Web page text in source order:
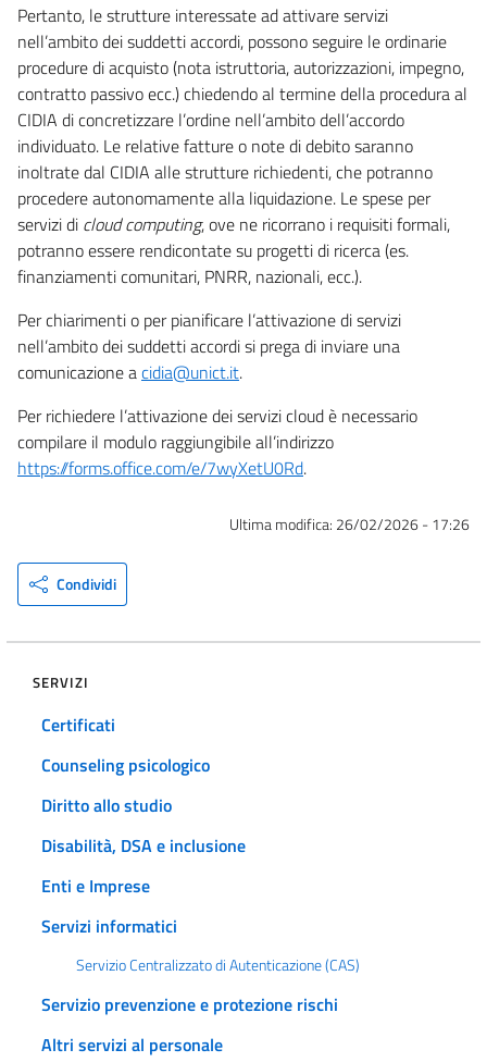
Pertanto, le strutture interessate ad attivare servizi
nell’ambito dei suddetti accordi, possono seguire le ordinarie
procedure di acquisto (nota istruttoria, autorizzazioni, impegno,
contratto passivo ecc.) chiedendo al termine della procedura al
CIDIA di concretizzare l’ordine nell’ambito dell’accordo
individuato. Le relative fatture o note di debito saranno
inoltrate dal CIDIA alle strutture richiedenti, che potranno
procedere autonomamente alla liquidazione. Le spese per
servizi di cloud computing, ove ne ricorrano i requisiti formali,
potranno essere rendicontate su progetti di ricerca (es.
finanziamenti comunitari, PNRR, nazionali, ecc.).
Per chiarimenti o per pianificare l’attivazione di servizi
nell’ambito dei suddetti accordi si prega di inviare una
comunicazione acidia@unict.it.
Per richiedere l’attivazione dei servizi cloud è necessario
compilare il modulo raggiungibile all’indirizzo
https://forms.office.com/e/7wyXetU0Rd.
Ultima modifica: 26/02/2026 - 17:26
Condividi
SERVIZI
Certificati
Counseling psicologico
Diritto allo studio
Disabilità, DSA e inclusione
Enti e Imprese
Servizi informatici
Servizio Centralizzato di Autenticazione (CAS)
Servizio prevenzione e protezione rischi
Altri servizi al personale